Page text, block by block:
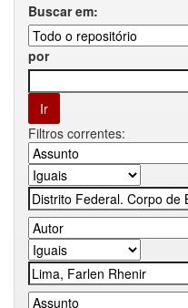
Buscar em:
por
Filtros correntes: